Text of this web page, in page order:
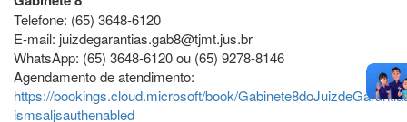
Telefone: (65) 3648-6120
E-mail: juizdegarantias.gab8@tjmt.jus.br
WhatsApp: (65) 3648-6120 ou (65) 9278-8146
Agendamento de atendimento:
https://bookings.cloud.microsoft/book/
ismsaljsauthenabled